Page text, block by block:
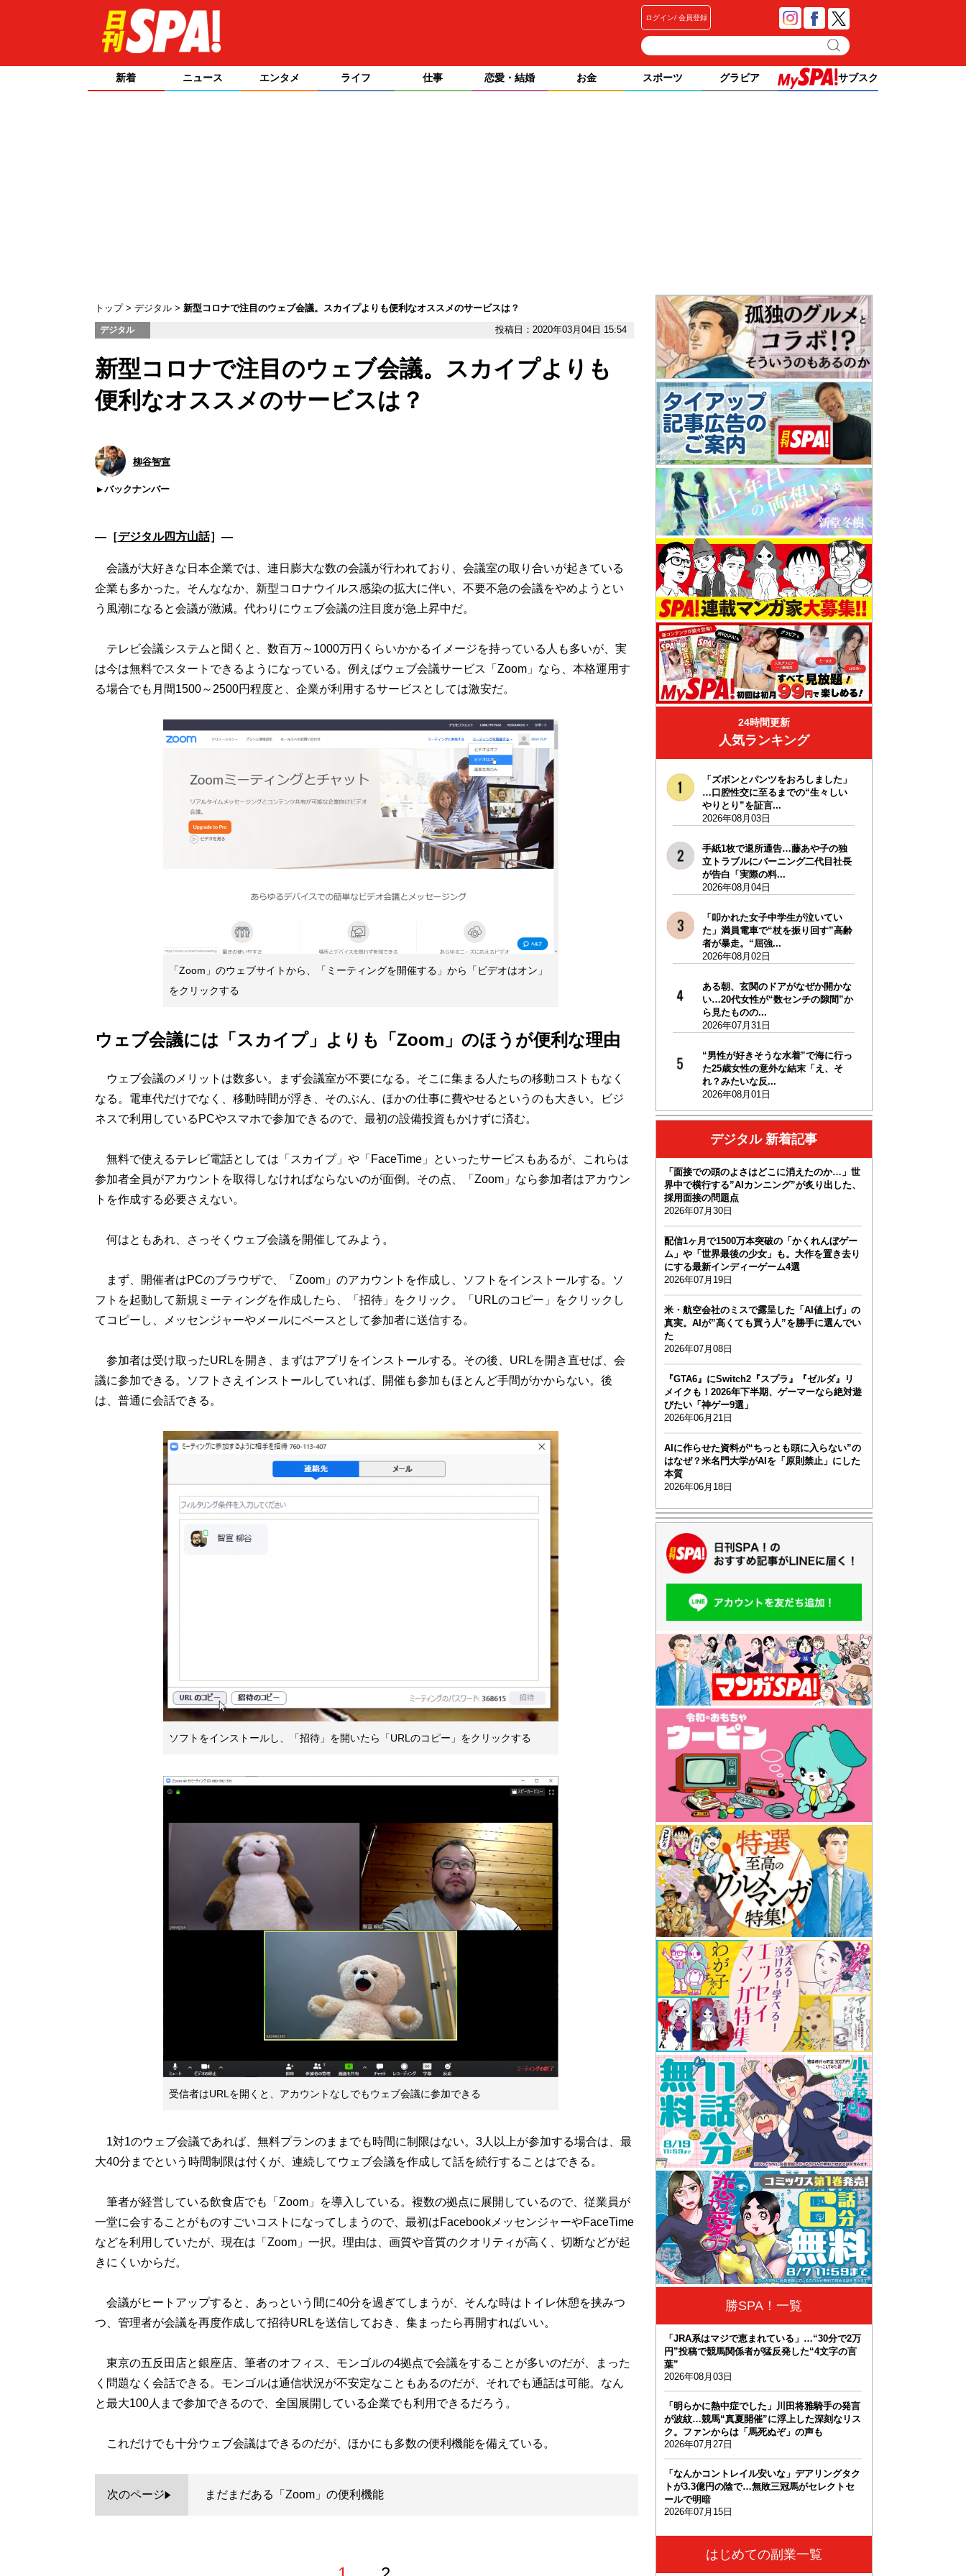
ログイン 会員登録
新着 ニュース エンタメ ライフ 仕事 恋愛・結婚 お金 スポーツ グラビア サブスク
トップ デジタル 新型コロナで注目のウェブ会議。スカイプよりも便利なオススメのサービスは？
デジタル 投稿日：2020年03月04日 15:54
新型コロナで注目のウェブ会議。スカイプよりも
便利なオススメのサービスは？
柳谷智宣
バックナンバー
―［デジタル四方山話］―
会議が大好きな日本企業では、連日膨大な数の会議が行われており、会議室の取り合いが起きている
企業も多かった。そんななか、新型コロナウイルス感染の拡大に伴い、不要不急の会議をやめようとい
う風潮になると会議が激減。代わりにウェブ会議の注目度が急上昇中だ。
テレビ会議システムと聞くと、数百万～1000万円くらいかかるイメージを持っている人も多いが、実
は今は無料でスタートできるようになっている。例えばウェブ会議サービス「Zoom」なら、本格運用す
る場合でも月間1500～2500円程度と、企業が利用するサービスとしては激安だ。
「Zoom」のウェブサイトから、「ミーティングを開催する」から「ビデオはオン」
をクリックする
ウェブ会議には「スカイプ」よりも「Zoom」のほうが便利な理由
ウェブ会議のメリットは数多い。まず会議室が不要になる。そこに集まる人たちの移動コストもなく
なる。電車代だけでなく、移動時間が浮き、そのぶん、ほかの仕事に費やせるというのも大きい。ビジ
ネスで利用しているPCやスマホで参加できるので、最初の設備投資もかけずに済む。
無料で使えるテレビ電話としては「スカイプ」や「FaceTime」といったサービスもあるが、これらは
参加者全員がアカウントを取得しなければならないのが面倒。その点、「Zoom」なら参加者はアカウン
トを作成する必要さえない。
何はともあれ、さっそくウェブ会議を開催してみよう。
まず、開催者はPCのブラウザで、「Zoom」のアカウントを作成し、ソフトをインストールする。ソ
フトを起動して新規ミーティングを作成したら、「招待」をクリック。「URLのコピー」をクリックし
てコピーし、メッセンジャーやメールにペースとして参加者に送信する。
参加者は受け取ったURLを開き、まずはアプリをインストールする。その後、URLを開き直せば、会
議に参加できる。ソフトさえインストールしていれば、開催も参加もほとんど手間がかからない。後
は、普通に会話できる。
ソフトをインストールし、「招待」を開いたら「URLのコピー」をクリックする
受信者はURLを開くと、アカウントなしでもウェブ会議に参加できる
1対1のウェブ会議であれば、無料プランのままでも時間に制限はない。3人以上が参加する場合は、最
大40分までという時間制限は付くが、連続してウェブ会議を作成して話を続行することはできる。
筆者が経営している飲食店でも「Zoom」を導入している。複数の拠点に展開しているので、従業員が
一堂に会することがものすごいコストになってしまうので、最初はFacebookメッセンジャーやFaceTime
などを利用していたが、現在は「Zoom」一択。理由は、画質や音質のクオリティが高く、切断などが起
きにくいからだ。
会議がヒートアップすると、あっという間に40分を過ぎてしまうが、そんな時はトイレ休憩を挟みつ
つ、管理者が会議を再度作成して招待URLを送信しておき、集まったら再開すればいい。
東京の五反田店と銀座店、筆者のオフィス、モンゴルの4拠点で会議をすることが多いのだが、まった
く問題なく会話できる。モンゴルは通信状況が不安定なこともあるのだが、それでも通話は可能。なん
と最大100人まで参加できるので、全国展開している企業でも利用できるだろう。
これだけでも十分ウェブ会議はできるのだが、ほかにも多数の便利機能を備えている。
次のページ まだまだある「Zoom」の便利機能
24時間更新
人気ランキング
「ズボンとパンツをおろしました」
…口腔性交に至るまでの“生々しい
やりとり”を証言...
2026年08月03日
手紙1枚で退所通告…藤あや子の独
立トラブルにバーニング二代目社長
が告白「実際の料...
2026年08月04日
「叩かれた女子中学生が泣いてい
た」満員電車で“杖を振り回す”高齢
者が暴走。“屈強...
2026年08月02日
ある朝、玄関のドアがなぜか開かな
い…20代女性が“数センチの隙間”か
ら見たものの...
2026年07月31日
“男性が好きそうな水着”で海に行っ
た25歳女性の意外な結末「え、そ
れ？みたいな反...
2026年08月01日
デジタル 新着記事
「面接での頭のよさはどこに消えたのか…」世
界中で横行する”AIカンニング”が炙り出した、
採用面接の問題点
2026年07月30日
配信1ヶ月で1500万本突破の「かくれんぼゲー
ム」や「世界最後の少女」も。大作を置き去り
にする最新インディーゲーム4選
2026年07月19日
米・航空会社のミスで露呈した「AI値上げ」の
真実。AIが”高くても買う人”を勝手に選んでい
た
2026年07月08日
『GTA6』にSwitch2『スプラ』『ゼルダ』リ
メイクも！2026年下半期、ゲーマーなら絶対遊
びたい「神ゲー9選」
2026年06月21日
AIに作らせた資料が“ちっとも頭に入らない”の
はなぜ？米名門大学がAIを「原則禁止」にした
本質
2026年06月18日
勝SPA！一覧
「JRA系はマジで恵まれている」…“30分で2万
円”投稿で競馬関係者が猛反発した“4文字の言
葉”
2026年08月03日
「明らかに熱中症でした」川田将雅騎手の発言
が波紋…競馬“真夏開催”に浮上した深刻なリス
ク。ファンからは「馬死ぬぞ」の声も
2026年07月27日
「なんかコントレイル安いな」デアリングタク
トが3.3億円の陰で…無敗三冠馬がセレクトセ
ールで明暗
2026年07月15日
はじめての副業一覧